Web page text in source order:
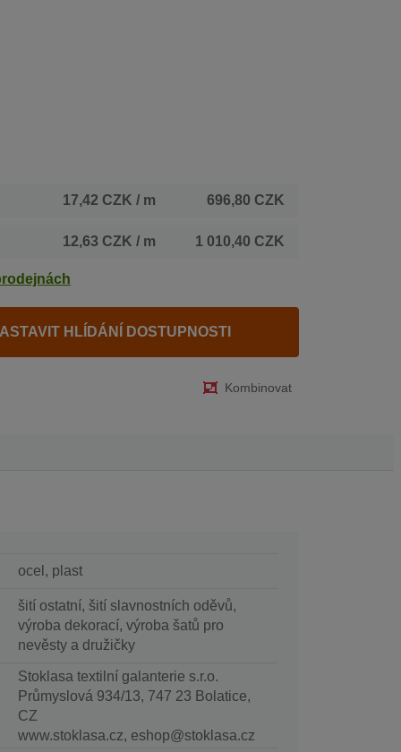
17,42 CZK / m 696,80 CZK
12,63 CZK / m 1 010,40 CZK
HLÍDÁNÍ DOSTUPNOSTI
Kombinovat
ocel, plast
šití ostatní, šití slavnostních oděvů,
výroba dekorací, výroba šatů pro
nevěsty a družičky
Stoklasa textilní galanterie s.r.o.
Průmyslová 934/13, 747 23 Bolatice,
CZ
www.stoklasa.cz, eshop@stoklasa.cz